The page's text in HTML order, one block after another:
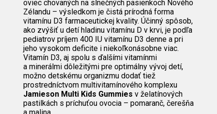
oviec chovaných na slnečných pasienkoch Nového
Zélandu – výsledkom je čistá prírodná forma
vitamínu D3 farmaceutickej kvality. Účinný spôsob,
ako zvýšiť u detí hladinu vitamínu D v krvi, je podľa
pediatrov príjem 400 IU vitamínu D3 denne a pri
jeho vysokom deficite i niekoľkonásobne viac.
Vitamín D3, aj spolu s ďalšími vitamínmi
a minerálmi dôležitými pre optimálny vývoj detí,
možno detskému organizmu dodať tiež
prostredníctvom multivitamínového komplexu
Jamieson Multi Kids Gummies v želatínových
pastilkách s príchuťou ovocia – pomaranč, čerešňa